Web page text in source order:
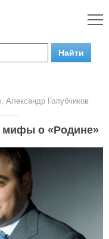
Александр Голубчиков
мифы о «Родине»